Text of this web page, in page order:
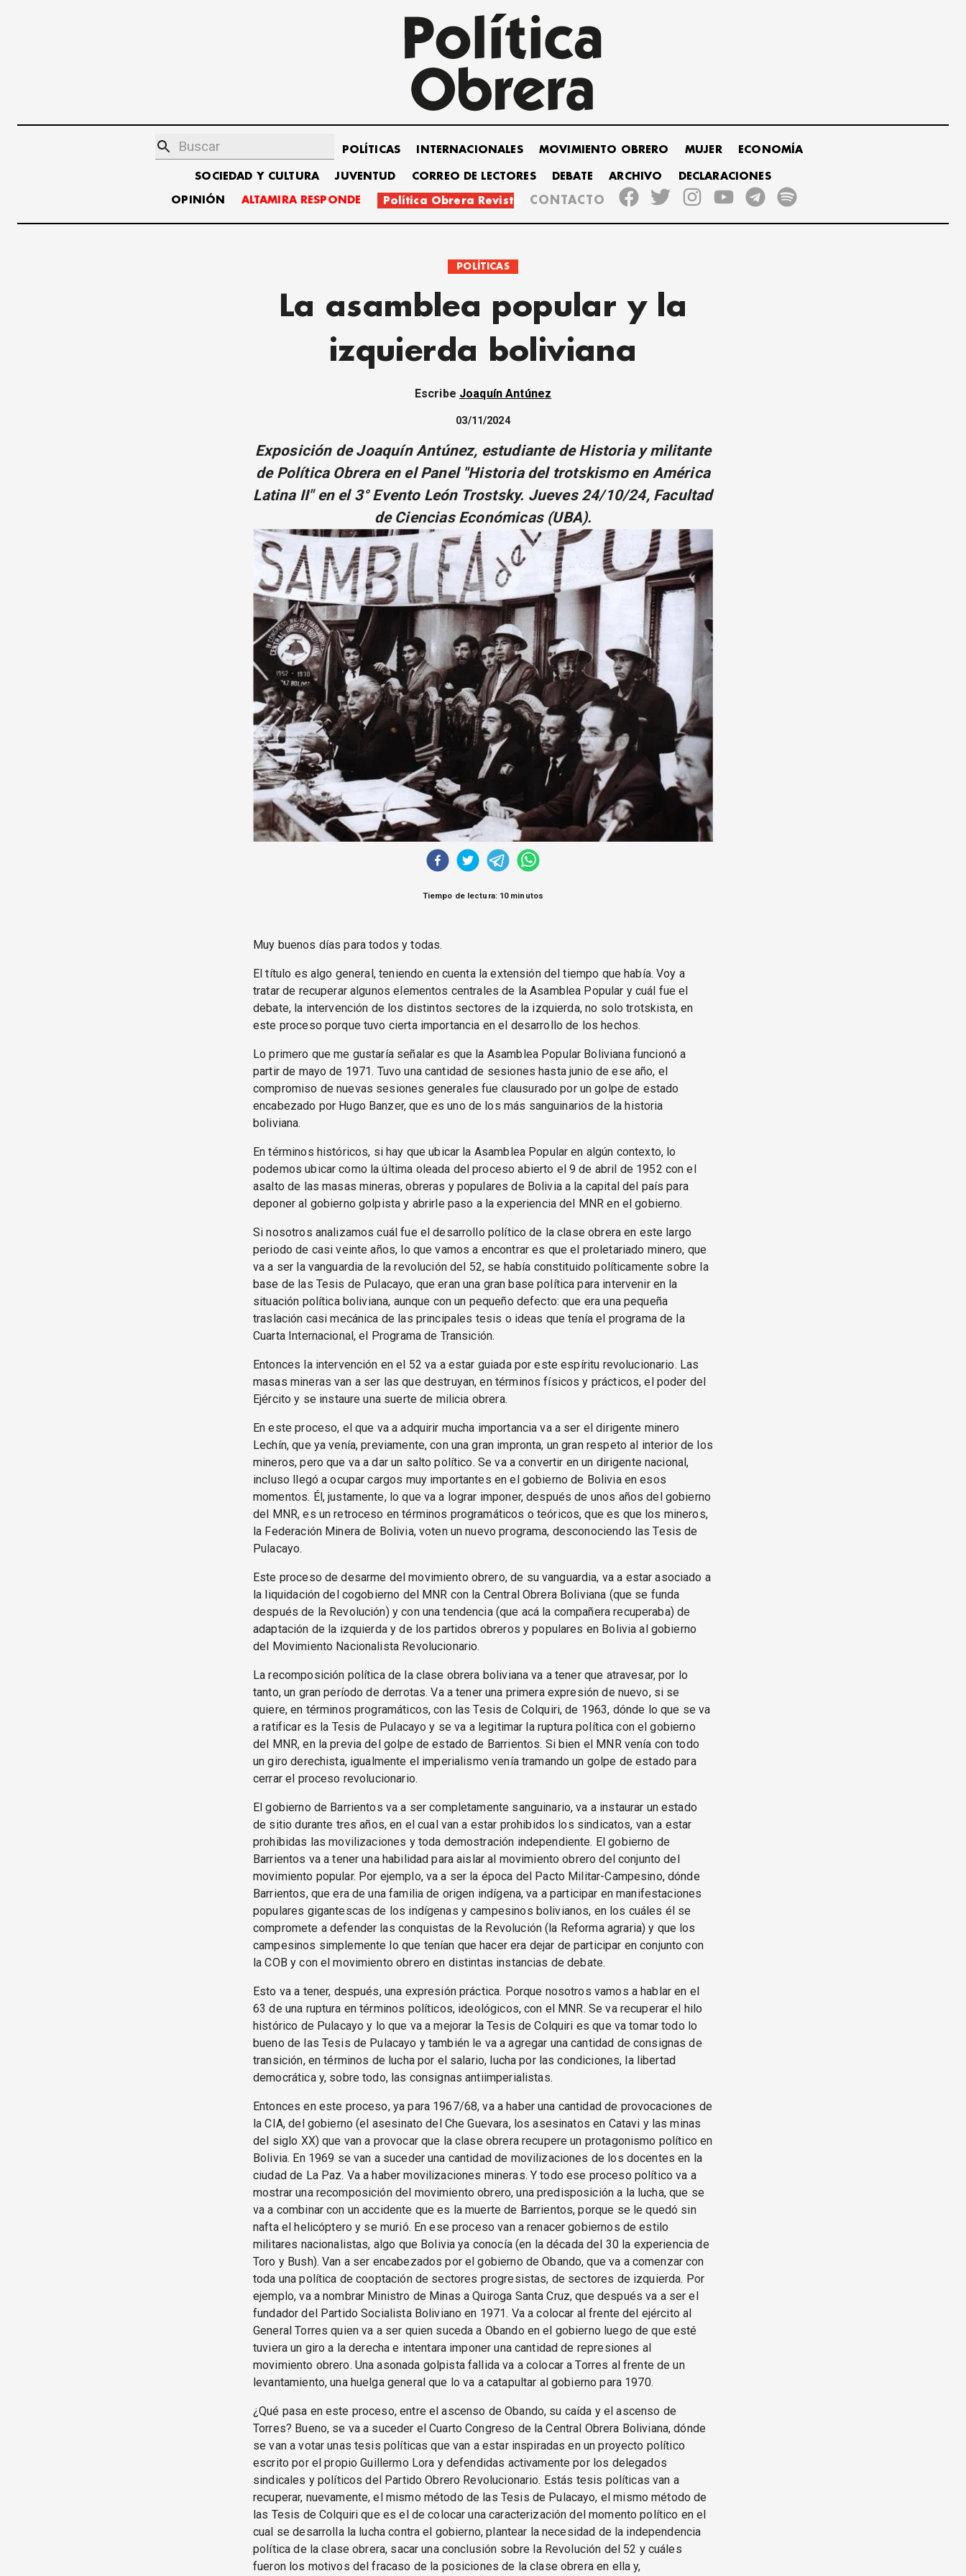
POLÍTICAS INTERNACIONALES MOVIMIENTO OBRERO MUJER ECONOMÍA
SOCIEDAD Y CULTURA JUVENTUD CORREO DE LECTORES DEBATE ARCHIVO DECLARACIONES
OPINIÓN ALTAMIRA RESPONDE Política Obrera Revista CONTACTO
POLÍTICAS
La asamblea popular y la
izquierda boliviana
Escribe Joaquín Antúnez
03/11/2024
Exposición de Joaquín Antúnez, estudiante de Historia y militante
de Política Obrera en el Panel "Historia del trotskismo en América
Latina II" en el 3° Evento León Trostsky. Jueves 24/10/24, Facultad
de Ciencias Económicas (UBA).
Tiempo de lectura: 10 minutos
Muy buenos días para todos y todas.
El título es algo general, teniendo en cuenta la extensión del tiempo que había. Voy a
tratar de recuperar algunos elementos centrales de la Asamblea Popular y cuál fue el
debate, la intervención de los distintos sectores de la izquierda, no solo trotskista, en
este proceso porque tuvo cierta importancia en el desarrollo de los hechos.
Lo primero que me gustaría señalar es que la Asamblea Popular Boliviana funcionó a
partir de mayo de 1971. Tuvo una cantidad de sesiones hasta junio de ese año, el
compromiso de nuevas sesiones generales fue clausurado por un golpe de estado
encabezado por Hugo Banzer, que es uno de los más sanguinarios de la historia
boliviana.
En términos históricos, si hay que ubicar la Asamblea Popular en algún contexto, lo
podemos ubicar como la última oleada del proceso abierto el 9 de abril de 1952 con el
asalto de las masas mineras, obreras y populares de Bolivia a la capital del país para
deponer al gobierno golpista y abrirle paso a la experiencia del MNR en el gobierno.
Si nosotros analizamos cuál fue el desarrollo político de la clase obrera en este largo
periodo de casi veinte años, lo que vamos a encontrar es que el proletariado minero, que
va a ser la vanguardia de la revolución del 52, se había constituido políticamente sobre la
base de las Tesis de Pulacayo, que eran una gran base política para intervenir en la
situación política boliviana, aunque con un pequeño defecto: que era una pequeña
traslación casi mecánica de las principales tesis o ideas que tenía el programa de la
Cuarta Internacional, el Programa de Transición.
Entonces la intervención en el 52 va a estar guiada por este espíritu revolucionario. Las
masas mineras van a ser las que destruyan, en términos físicos y prácticos, el poder del
Ejército y se instaure una suerte de milicia obrera.
En este proceso, el que va a adquirir mucha importancia va a ser el dirigente minero
Lechín, que ya venía, previamente, con una gran impronta, un gran respeto al interior de los
mineros, pero que va a dar un salto político. Se va a convertir en un dirigente nacional,
incluso llegó a ocupar cargos muy importantes en el gobierno de Bolivia en esos
momentos. Él, justamente, lo que va a lograr imponer, después de unos años del gobierno
del MNR, es un retroceso en términos programáticos o teóricos, que es que los mineros,
la Federación Minera de Bolivia, voten un nuevo programa, desconociendo las Tesis de
Pulacayo.
Este proceso de desarme del movimiento obrero, de su vanguardia, va a estar asociado a
la liquidación del cogobierno del MNR con la Central Obrera Boliviana (que se funda
después de la Revolución) y con una tendencia (que acá la compañera recuperaba) de
adaptación de la izquierda y de los partidos obreros y populares en Bolivia al gobierno
del Movimiento Nacionalista Revolucionario.
La recomposición política de la clase obrera boliviana va a tener que atravesar, por lo
tanto, un gran período de derrotas. Va a tener una primera expresión de nuevo, si se
quiere, en términos programáticos, con las Tesis de Colquiri, de 1963, dónde lo que se va
a ratificar es la Tesis de Pulacayo y se va a legitimar la ruptura política con el gobierno
del MNR, en la previa del golpe de estado de Barrientos. Si bien el MNR venía con todo
un giro derechista, igualmente el imperialismo venía tramando un golpe de estado para
cerrar el proceso revolucionario.
El gobierno de Barrientos va a ser completamente sanguinario, va a instaurar un estado
de sitio durante tres años, en el cual van a estar prohibidos los sindicatos, van a estar
prohibidas las movilizaciones y toda demostración independiente. El gobierno de
Barrientos va a tener una habilidad para aislar al movimiento obrero del conjunto del
movimiento popular. Por ejemplo, va a ser la época del Pacto Militar-Campesino, dónde
Barrientos, que era de una familia de origen indígena, va a participar en manifestaciones
populares gigantescas de los indígenas y campesinos bolivianos, en los cuáles él se
compromete a defender las conquistas de la Revolución (la Reforma agraria) y que los
campesinos simplemente lo que tenían que hacer era dejar de participar en conjunto con
la COB y con el movimiento obrero en distintas instancias de debate.
Esto va a tener, después, una expresión práctica. Porque nosotros vamos a hablar en el
63 de una ruptura en términos políticos, ideológicos, con el MNR. Se va recuperar el hilo
histórico de Pulacayo y lo que va a mejorar la Tesis de Colquiri es que va tomar todo lo
bueno de las Tesis de Pulacayo y también le va a agregar una cantidad de consignas de
transición, en términos de lucha por el salario, lucha por las condiciones, la libertad
democrática y, sobre todo, las consignas antiimperialistas.
Entonces en este proceso, ya para 1967/68, va a haber una cantidad de provocaciones de
la CIA, del gobierno (el asesinato del Che Guevara, los asesinatos en Catavi y las minas
del siglo XX) que van a provocar que la clase obrera recupere un protagonismo político en
Bolivia. En 1969 se van a suceder una cantidad de movilizaciones de los docentes en la
ciudad de La Paz. Va a haber movilizaciones mineras. Y todo ese proceso político va a
mostrar una recomposición del movimiento obrero, una predisposición a la lucha, que se
va a combinar con un accidente que es la muerte de Barrientos, porque se le quedó sin
nafta el helicóptero y se murió. En ese proceso van a renacer gobiernos de estilo
militares nacionalistas, algo que Bolivia ya conocía (en la década del 30 la experiencia de
Toro y Bush). Van a ser encabezados por el gobierno de Obando, que va a comenzar con
toda una política de cooptación de sectores progresistas, de sectores de izquierda. Por
ejemplo, va a nombrar Ministro de Minas a Quiroga Santa Cruz, que después va a ser el
fundador del Partido Socialista Boliviano en 1971. Va a colocar al frente del ejército al
General Torres quien va a ser quien suceda a Obando en el gobierno luego de que esté
tuviera un giro a la derecha e intentara imponer una cantidad de represiones al
movimiento obrero. Una asonada golpista fallida va a colocar a Torres al frente de un
levantamiento, una huelga general que lo va a catapultar al gobierno para 1970.
¿Qué pasa en este proceso, entre el ascenso de Obando, su caída y el ascenso de
Torres? Bueno, se va a suceder el Cuarto Congreso de la Central Obrera Boliviana, dónde
se van a votar unas tesis políticas que van a estar inspiradas en un proyecto político
escrito por el propio Guillermo Lora y defendidas activamente por los delegados
sindicales y políticos del Partido Obrero Revolucionario. Estás tesis políticas van a
recuperar, nuevamente, el mismo método de las Tesis de Pulacayo, el mismo método de
las Tesis de Colquiri que es el de colocar una caracterización del momento político en el
cual se desarrolla la lucha contra el gobierno, plantear la necesidad de la independencia
política de la clase obrera, sacar una conclusión sobre la Revolución del 52 y cuáles
fueron los motivos del fracaso de la posiciones de la clase obrera en ella y,